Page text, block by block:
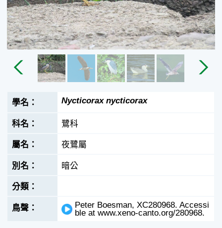
Nycticorax nycticorax
鷺科
夜鷺屬
暗公
Peter Boesman, XC280968. Accessi
ble at www.xeno-canto.org/280968.